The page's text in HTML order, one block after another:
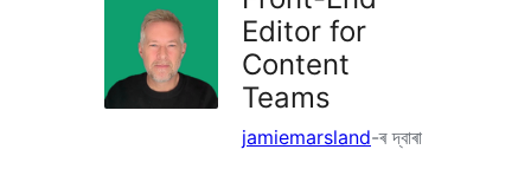
Editor for
Content
Teams
jamiemarsland-ৰ দ্বাৰা